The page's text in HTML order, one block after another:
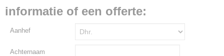
informatie of een offerte:
Aanhef
Achternaam